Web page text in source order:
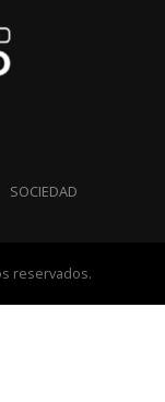
SOCIEDAD
reservados.